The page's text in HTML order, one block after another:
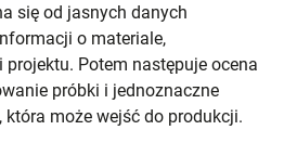
się od jasnych danych
o materiale,
projektu. Potem następuje ocena
próbki i jednoznaczne
która może wejść do produkcji.